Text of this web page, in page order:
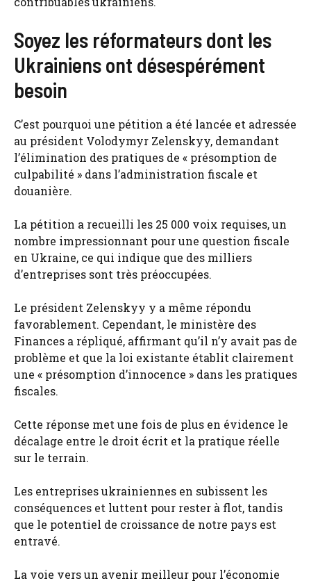
Soyez les réformateurs dont les
Ukrainiens ont désespérément
besoin
C’est pourquoi une pétition a été lancée et adressée
au président Volodymyr Zelenskyy, demandant
l’élimination des pratiques de « présomption de
culpabilité » dans l’administration fiscale et
douanière.
La pétition a recueilli les 25 000 voix requises, un
nombre impressionnant pour une question fiscale
en Ukraine, ce qui indique que des milliers
d’entreprises sont très préoccupées.
Le président Zelenskyy y a même répondu
favorablement. Cependant, le ministère des
Finances a répliqué, affirmant qu’il n’y avait pas de
problème et que la loi existante établit clairement
une « présomption d’innocence » dans les pratiques
fiscales.
Cette réponse met une fois de plus en évidence le
décalage entre le droit écrit et la pratique réelle
sur le terrain.
Les entreprises ukrainiennes en subissent les
conséquences et luttent pour rester à flot, tandis
que le potentiel de croissance de notre pays est
entravé.
La voie vers un avenir meilleur pour l’économie